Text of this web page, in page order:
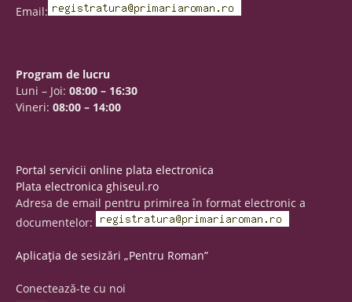
Email:
Program de lucru
Luni – Joi: 08:00 – 16:30
Vineri: 08:00 – 14:00
Portal servicii online plata electronica
Plata electronica ghiseul.ro
Adresa de email pentru primirea în format electronic a
documentelor:
Aplicația de sesizări „Pentru Roman”
Conectează-te cu noi